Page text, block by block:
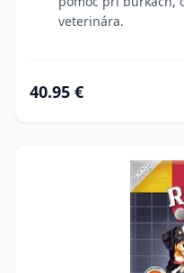
veterinára.
40.95 €